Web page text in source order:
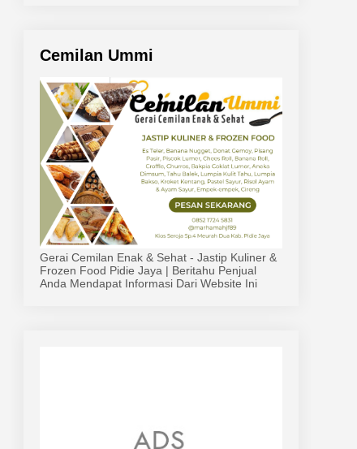
Cemilan Ummi
Gerai Cemilan Enak & Sehat - Jastip Kuliner &
Frozen Food Pidie Jaya | Beritahu Penjual
Anda Mendapat Informasi Dari Website Ini